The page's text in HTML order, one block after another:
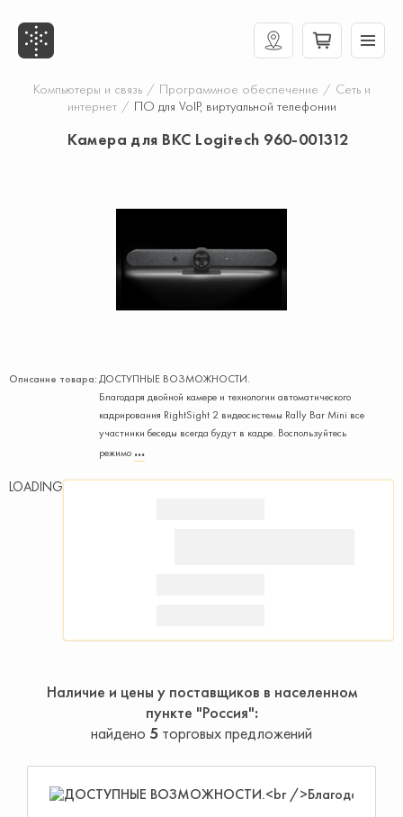
Компьютеры и связь / Программное обеспечение / Сеть и
интернет / ПО для VoIP, виртуальной телефонии
Камера для ВКС Logitech 960-001312
Описание товара:ДОСТУПНЫЕ ВОЗМОЖНОСТИ.
Благодаря двойной камере и технологии автоматического
кадрирования RightSight 2 видеосистемы Rally Bar Mini все
участники беседы всегда будут в кадре. Воспользуйтесь
режимо
LOADING
Наличие и цены у поставщиков в населенном
пункте "Россия"
найдено 5 торговых предложений